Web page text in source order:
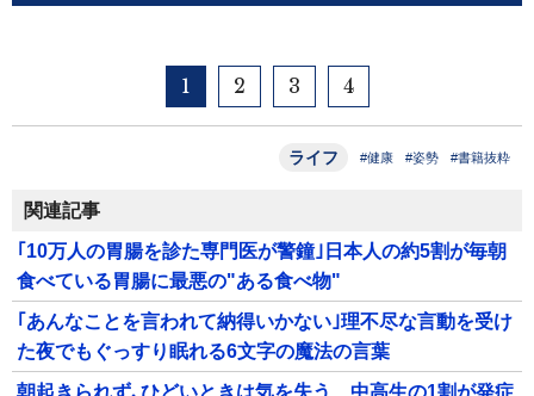
1 2 3 4
ライフ #健康 #姿勢 #書籍抜粋
関連記事
｢10万人の胃腸を診た専門医が警鐘｣日本人の約5割が毎朝
食べている胃腸に最悪の"ある食べ物"
｢あんなことを言われて納得いかない｣理不尽な言動を受け
た夜でもぐっすり眠れる6文字の魔法の言葉
朝起きられず､ひどいときは気を失う…中高生の1割が発症